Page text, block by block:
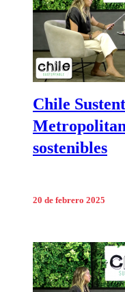
Chile
sostenibles
20 de febrero 2025